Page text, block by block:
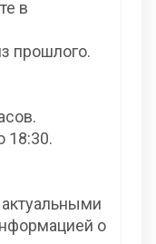
в
прошлого.
18:30.
о